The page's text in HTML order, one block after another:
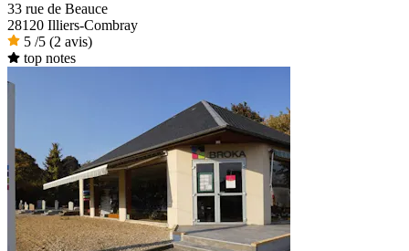
33 rue de Beauce
28120 Illiers-Combray
5 /5 (2 avis)
top notes